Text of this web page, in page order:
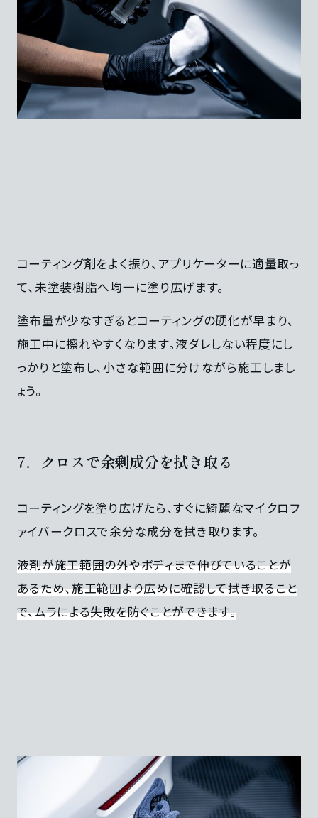
コーティング剤をよく振り、アプリケーターに適量取っ
て、未塗装樹脂へ均一に塗り広げます。
塗布量が少なすぎるとコーティングの硬化が早まり、
施工中に擦れやすくなります。液ダレしない程度にし
っかりと塗布し、小さな範囲に分けながら施工しまし
ょう。
7．クロスで余剰成分を拭き取る
コーティングを塗り広げたら、すぐに綺麗なマイクロフ
ァイバークロスで余分な成分を拭き取ります。
液剤が施工範囲の外やボディまで伸びていることが
あるため、施工範囲より広めに確認して拭き取ること
で、ムラによる失敗を防ぐことができます。